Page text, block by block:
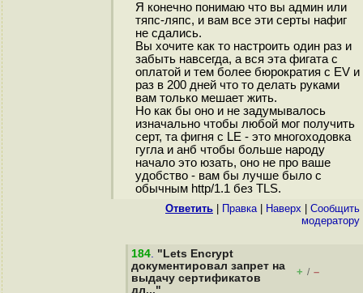
Я конечно понимаю что вы админ или
тяпс-ляпс, и вам все эти серты нафиг
не сдались.
Вы хочите как то настроить один раз и
забыть навсегда, а вся эта фигата с
оплатой и тем более бюрократия с EV и
раз в 200 дней что то делать руками
вам только мешает жить.
Но как бы оно и не задумывалось
изначально чтобы любой мог получить
серт, та фигня с LE - это многоходовка
гугла и анб чтобы больше народу
начало это юзать, оно не про ваше
удобство - вам бы лучше было с
обычным http/1.1 без TLS.
Ответить Правка| Наверх
Cообщить
модератору
184. "Lets Encrypt
документировал запрет на
выдачу сертификатов
дл..."
+ / –